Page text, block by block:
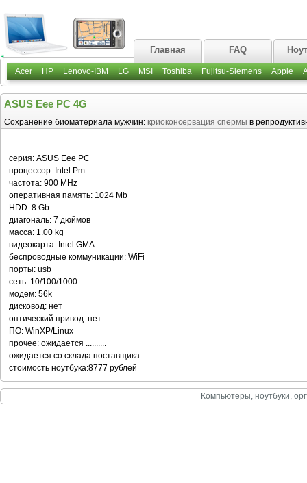
Главная FAQ
Acer HP Lenovo-IBM LG MSI Toshiba Fujitsu-Siemens Apple
ASUS Eee PC 4G
Сохранение биоматериала мужчин: криоконсервация спермы в
серия: ASUS Eee PC
процессор: Intel Pm
частота: 900 MHz
оперативная память: 1024 Mb
HDD: 8 Gb
диагональ: 7 дюймов
масса: 1.00 kg
видеокарта: Intel GMA
беспроводные коммуникации: WiFi
порты: usb
сеть: 10/100/1000
модем: 56k
дисковод: нет
оптический привод: нет
ПО: WinXP/Linux
прочее: ожидается ..........
ожидается со склада поставщика
стоимость ноутбука:8777 рублей
Компьютеры, ноутбуки,